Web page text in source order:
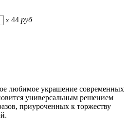
x 44 руб
любимое украшение современных
универсальным решением
приуроченных к торжеству